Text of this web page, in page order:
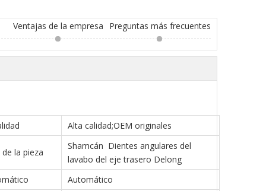
Ventajas de la empresa Preguntas más frecuentes
Alta calidad;OEM originales
la pieza
Shamcán Dientes angulares del
lavabo del eje trasero Delong
Automático